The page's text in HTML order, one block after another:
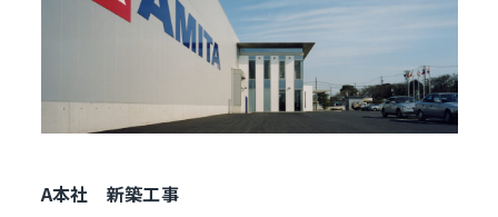
A本社 新築工事